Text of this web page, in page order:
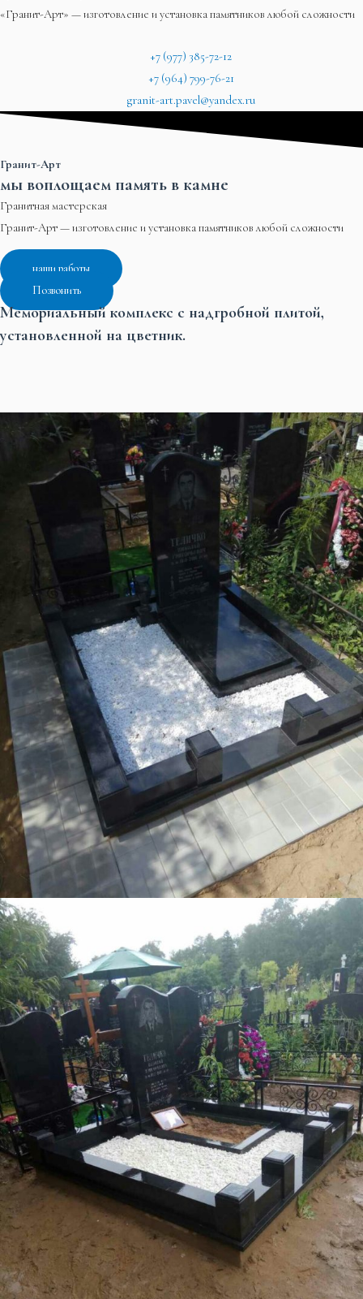
«Гранит-Арт» — изготовление и установка памятников любой сложности
+7 (977) 385-72-12
+7 (964) 799-76-21
granit-art.pavel@yandex.ru
Гранит-Арт
мы воплощаем память в камне
Гранитная мастерская
Гранит-Арт — изготовление и установка памятников любой сложности
наши работы
Позвонить
Мемориальный комплекс с надгробной плитой,
установленной на цветник.